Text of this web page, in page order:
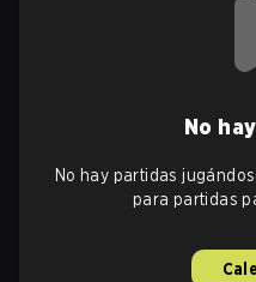
No
No hay partidas
para partidas